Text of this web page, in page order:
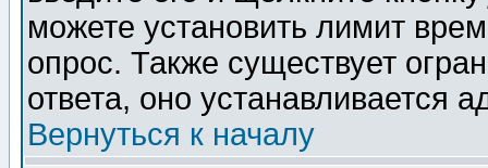
можете установить лимит
опрос. Также существует
ответа, оно устанавливается
Вернуться к началу